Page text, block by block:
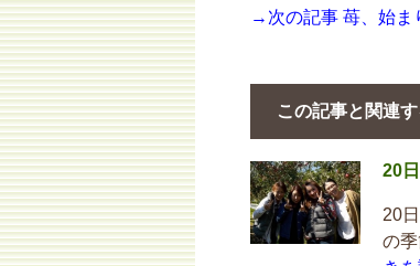
→次の記事 苺、始ま
この記事と関連
20
20
の